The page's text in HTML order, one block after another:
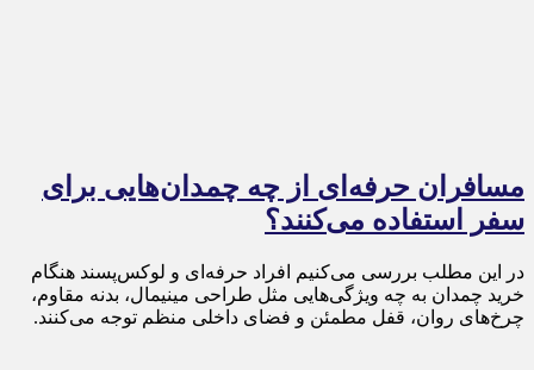
مسافران حرفه‌ای از چه چمدان‌هایی برای
سفر استفاده می‌کنند؟
در این مطلب بررسی می‌کنیم افراد حرفه‌ای و لوکس‌پسند هنگام
خرید چمدان به چه ویژگی‌هایی مثل طراحی مینیمال، بدنه مقاوم،
چرخ‌های روان، قفل مطمئن و فضای داخلی منظم توجه می‌کنند.